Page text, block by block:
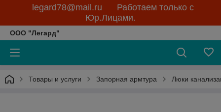
legard78@mail.ru Работаем только с
Юр.Лицами.
ООО "Легард"
Товары и услуги Запорная армтура Люки